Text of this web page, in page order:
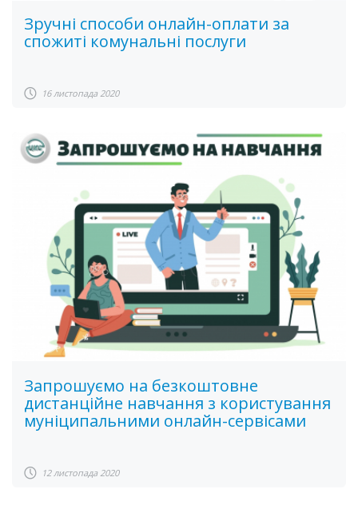
Зручні способи онлайн-оплати за
спожиті комунальні послуги
16 листопада 2020
Запрошуємо на безкоштовне
дистанційне навчання з користування
муніципальними онлайн-сервісами
12 листопада 2020